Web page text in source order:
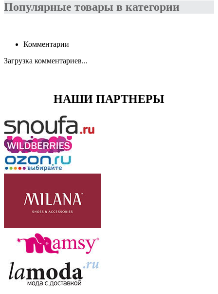
Популярные товары в категории
Комментарии
Загрузка комментариев...
НАШИ ПАРТНЕРЫ